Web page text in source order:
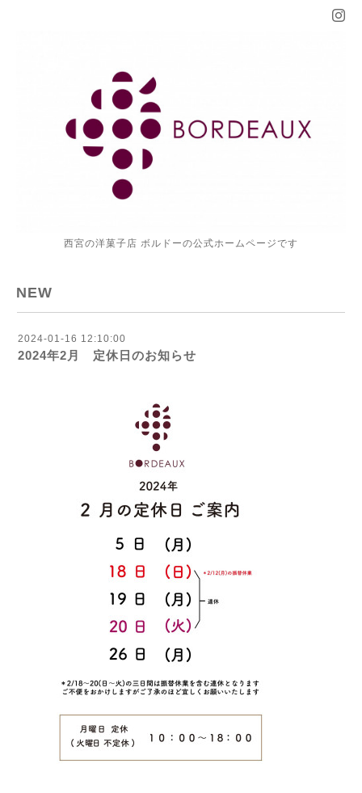
西宮の洋菓子店 ボルドーの公式ホームページです
NEW
2024-01-16 12:10:00
2024年2月 定休日のお知らせ